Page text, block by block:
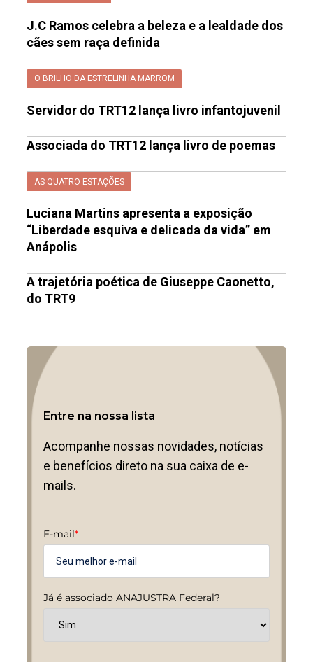
J.C Ramos celebra a beleza e a lealdade dos
cães sem raça definida
O BRILHO DA ESTRELINHA MARROM
Servidor do TRT12 lança livro infantojuvenil
Associada do TRT12 lança livro de poemas
AS QUATRO ESTAÇÕES
Luciana Martins apresenta a exposição
“Liberdade esquiva e delicada da vida” em
Anápolis
A trajetória poética de Giuseppe Caonetto,
do TRT9
Entre na nossa lista
Acompanhe nossas novidades, notícias
e benefícios direto na sua caixa de e-
mails.
E-mail*
Já é associado ANAJUSTRA Federal?